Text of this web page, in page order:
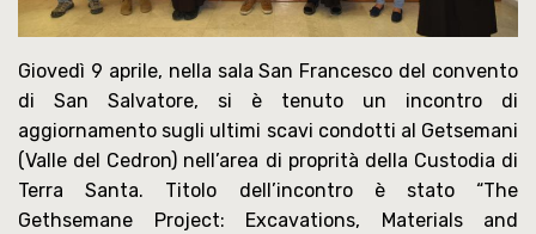
Giovedì 9 aprile, nella sala San Francesco del convento
di San Salvatore, si è tenuto un incontro di
aggiornamento sugli ultimi scavi condotti al Getsemani
(Valle del Cedron) nell’area di proprità della Custodia di
Terra Santa. Titolo dell’incontro è stato “The
Gethsemane Project: Excavations, Materials and